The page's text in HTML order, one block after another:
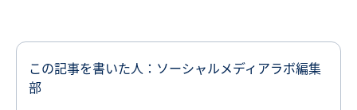
この記事を書いた人：ソーシャルメディアラボ編集
部